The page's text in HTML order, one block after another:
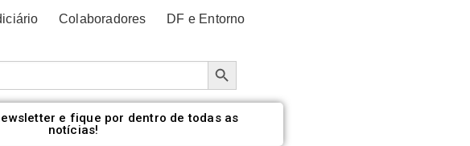
Colaboradores DF e Entorno
Botão de pesquisa
e fique por dentro de todas as
notícias!